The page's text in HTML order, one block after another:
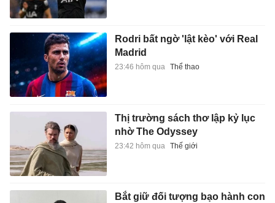
Rodri bất ngờ 'lật kèo' với Real
Madrid
23:46 hôm qua Thể thao
Thị trường sách thơ lập kỷ lục
nhờ The Odyssey
23:42 hôm qua Thế giới
Bắt giữ đối tượng bạo hành con